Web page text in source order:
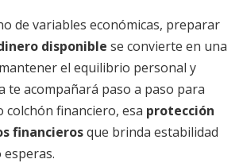
de variables económicas, preparar
disponible se convierte en una
el equilibrio personal y
te acompañará paso a paso para
financiero, esa protección
financierosque brinda estabilidad